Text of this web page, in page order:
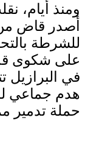
ومنذ أيام،
أصدر قاض من
للشرطة
على شكوى
في البرازيل
هدم جماعي
حملة تدمير